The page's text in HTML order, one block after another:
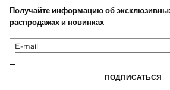
Получайте информацию об
распродажах и новинках
E-mail
ПОДПИСАТЬСЯ